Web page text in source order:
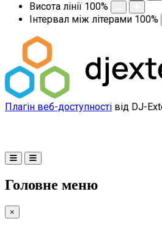
Висота лінії 100%
Інтервал між літерами 100%
Плагін веб-доступності від DJ-
Головне меню
×